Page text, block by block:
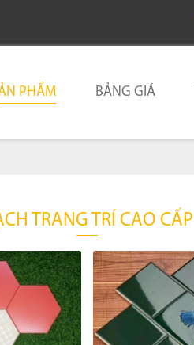
PHẨM BẢNG GIÁ
TRANG TRÍ CAO CẤP